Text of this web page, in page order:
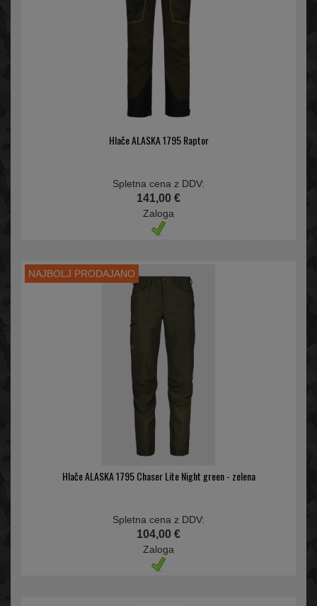
Hlače ALASKA 1795 Raptor
Spletna cena z DDV:
141,00 €
Zaloga
NAJBOLJ PRODAJANO
Hlače ALASKA 1795 Chaser Lite Night green - zelena
Spletna cena z DDV:
104,00 €
Zaloga